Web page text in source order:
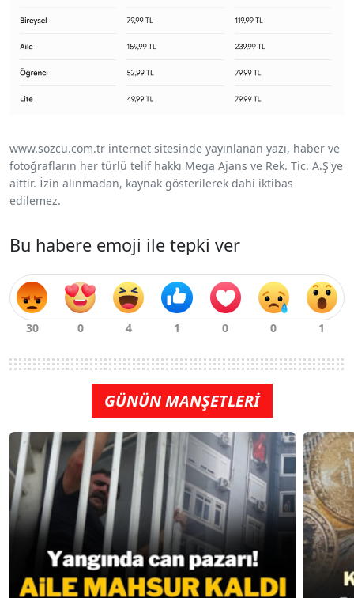
www.sozcu.com.tr internet sitesinde yayınlanan yazı, haber ve
fotoğrafların her türlü telif hakkı Mega Ajans ve Rek. Tic. A.Ş'ye
aittir. İzin alınmadan, kaynak gösterilerek dahi iktibas
edilemez.
Bu habere emoji ile tepki ver
GÜNÜN MANŞETLERİ